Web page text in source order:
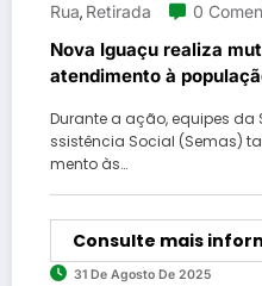
Rua, Retirada 0
Nova Iguaçu realiza
atendimento à
Durante a ação, equipes da
ssistência Social (Semas)
mento às…
Consulte mais
31 De Agosto De 2025